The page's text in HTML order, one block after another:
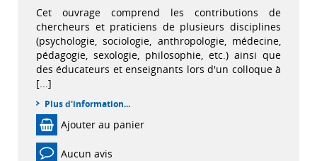
Cet ouvrage comprend les contributions de
chercheurs et praticiens de plusieurs disciplines
(psychologie, sociologie, anthropologie, médecine,
pédagogie, sexologie, philosophie, etc.) ainsi que
des éducateurs et enseignants lors d'un colloque à
[...]
Plus d'information...
Ajouter au panier
Aucun avis